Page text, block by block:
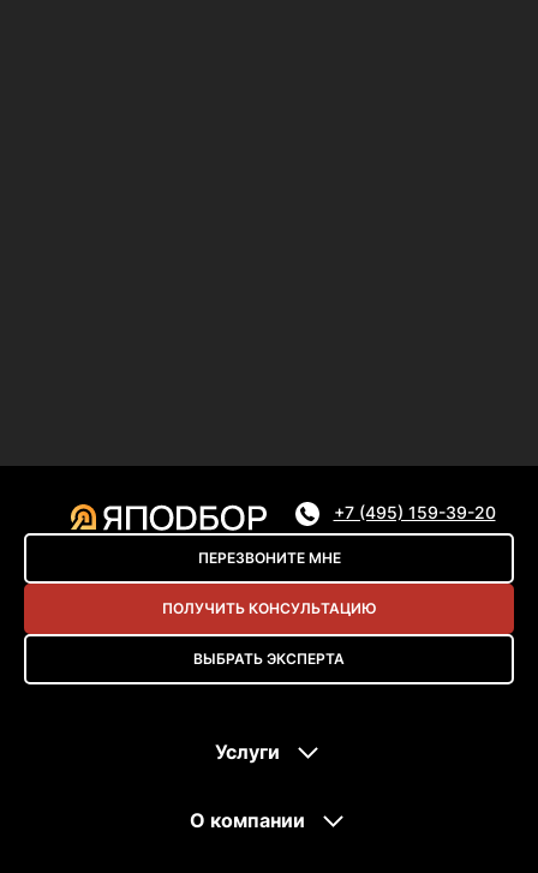
+7 (495) 159-39-20
ПЕРЕЗВОНИТЕ МНЕ
ПОЛУЧИТЬ КОНСУЛЬТАЦИЮ
ВЫБРАТЬ ЭКСПЕРТА
Услуги
О компании